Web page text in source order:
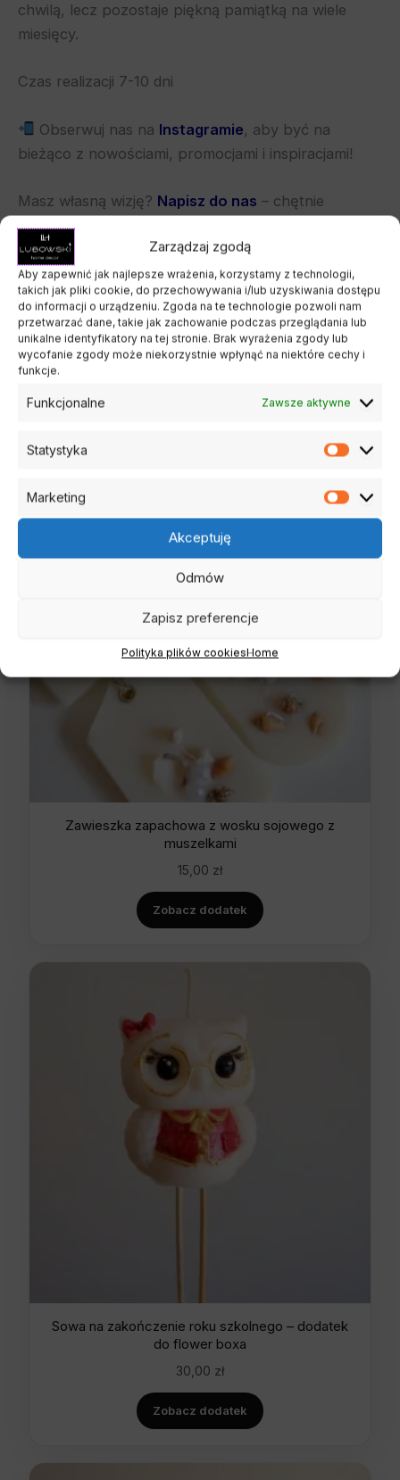
Zarządzaj zgodą
Aby zapewnić jak najlepsze wrażenia, korzystamy z technologii,
takich jak pliki cookie, do przechowywania i/lub uzyskiwania dostępu
do informacji o urządzeniu. Zgoda na te technologie pozwoli nam
przetwarzać dane, takie jak zachowanie podczas przeglądania lub
unikalne identyfikatory na tej stronie. Brak wyrażenia zgody lub
wycofanie zgody może niekorzystnie wpłynąć na niektóre cechy i
funkcje.
Funkcjonalne Zawsze aktywne
Statystyka
Marketing
Akceptuję
Odmów
Zapisz preferencje
Polityka plików cookiesHome
chwilą, lecz pozostaje piękną pamiątką na wiele
miesięcy.
Czas realizacji 7-10 dni
Obserwuj nas na Instagramie, aby być na
bieżąco z nowościami, promocjami i inspiracjami!
Masz własną wizję? Napisz do nas – chętnie
stworzymy coś wyjątkowego, tylko dla Ciebie.
DOBIERZ DO PREZENTU
Dodatki do zamówienia
Uzupełnij prezent o elegancki dodatek i stwórz jeszcze
Zawieszka zapachowa z wosku sojowego z
muszelkami
15,00 zł
Zobacz dodatek
Sowa na zakończenie roku szkolnego – dodatek
do flower boxa
30,00 zł
Zobacz dodatek